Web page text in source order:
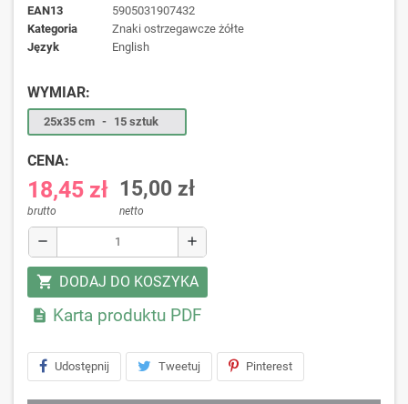
EAN13
5905031907432
kategoria
Znaki ostrzegawcze żółte
język
English
WYMIAR:
25x35 cm - 15 sztuk
CENA:
18,45 zł
brutto
15,00 zł
netto
remove add
shopping_cart DODAJ DO KOSZYKA
 Karta produktu PDF
Udostępnij Tweetuj Pinterest